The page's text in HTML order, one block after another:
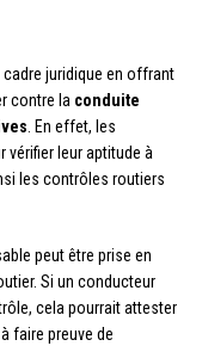
juridique en offrant
contre la conduite
. En effet, les
leur aptitude à
les contrôles routiers
peut être prise en
Si un conducteur
cela pourrait attester
faire preuve de